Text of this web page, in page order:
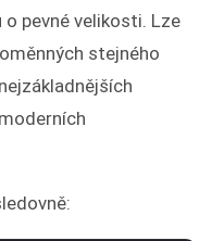
pevné velikosti. Lze
stejného